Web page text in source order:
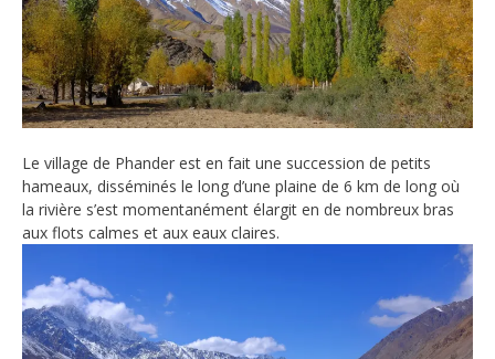
Le village de Phander est en fait une succession de petits
hameaux, disséminés le long d’une plaine de 6 km de long où
la rivière s’est momentanément élargit en de nombreux bras
aux flots calmes et aux eaux claires.